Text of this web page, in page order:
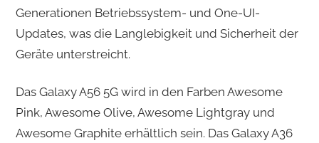
Generationen Betriebssystem- und One-UI-
Updates, was die Langlebigkeit und Sicherheit der
Geräte unterstreicht.
Das Galaxy A56 5G wird in den Farben Awesome
Pink, Awesome Olive, Awesome Lightgray und
Awesome Graphite erhältlich sein. Das Galaxy A36